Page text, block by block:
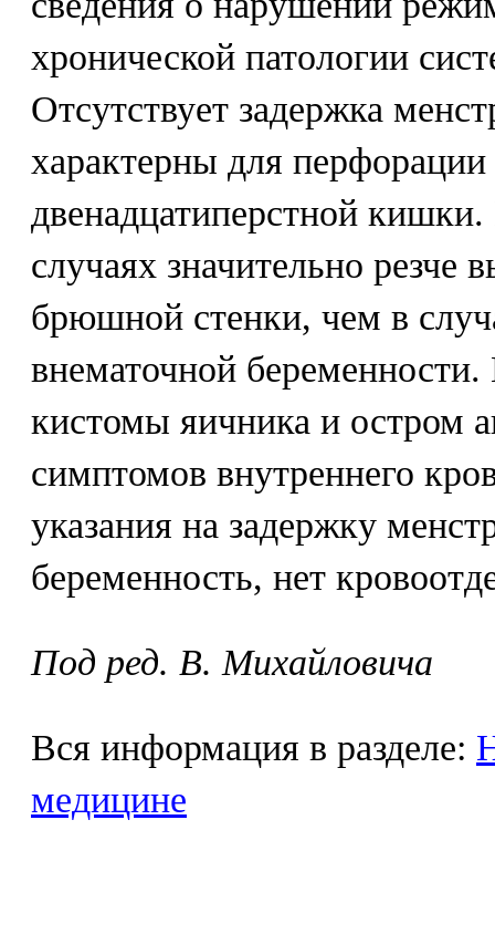
хронической патологии
Отсутствует задержка
характерны для
двенадцатиперстной
случаях значительно резче
брюшной стенки, чем в
внематочной
кистомы яичника и остром
симптомов внутреннего
указания на задержку
беременность, нет
Под ред. В. Михайловича
Вся информация в разделе:
медицине